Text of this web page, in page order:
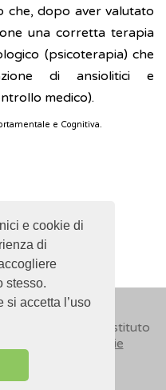
e cookie di
di
stesso.
si accetta l’uso
che, dopo aver valutato
una corretta terapia
(psicoterapia) che
di ansiolitici e
medico).
e Cognitiva.
e gestito dall’Istituto
Cookie